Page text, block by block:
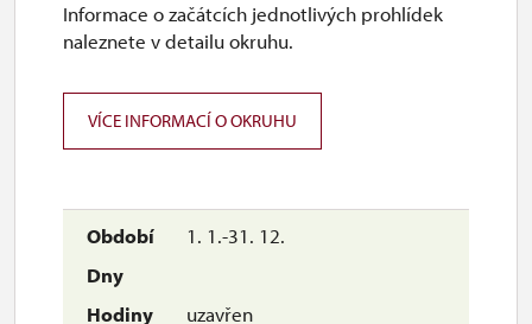
1. 1.-31. 12.
uzavřen
Informace o začátcích jednotlivých prohlídek
naleznete v detailu okruhu.
VÍCE INFORMACÍ O OKRUHU